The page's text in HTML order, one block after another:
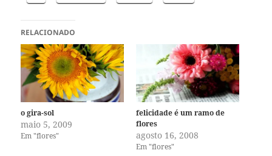
RELACIONADO
o gira-sol
maio 5, 2009
Em "flores"
felicidade é um ramo de
flores
agosto 16, 2008
Em "flores"